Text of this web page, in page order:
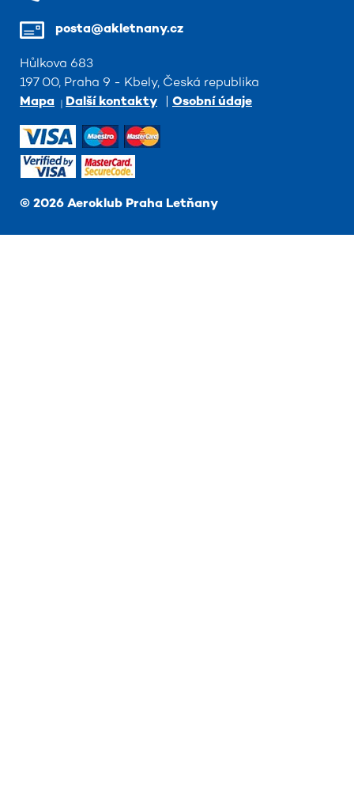
posta@akletnany.cz
Hůlkova 683
197 00, Praha 9 - Kbely, Česká republika
Mapa
Další kontakty Osobní údaje
© 2026 Aeroklub Praha Letňany